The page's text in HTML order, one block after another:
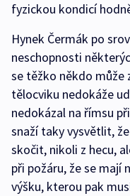
fyzickou kondicí
Hynek Čermák po
neschopnosti
se těžko někdo může
tělocviku nedokáže
nedokázal na římsu
snaží taky vysvětlit,
skočit, nikoli z hecu,
při požáru, že se mají
výšku, kterou pak